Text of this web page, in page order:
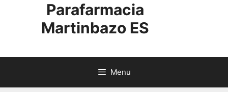
Parafarmacia
Martinbazo ES
Menu